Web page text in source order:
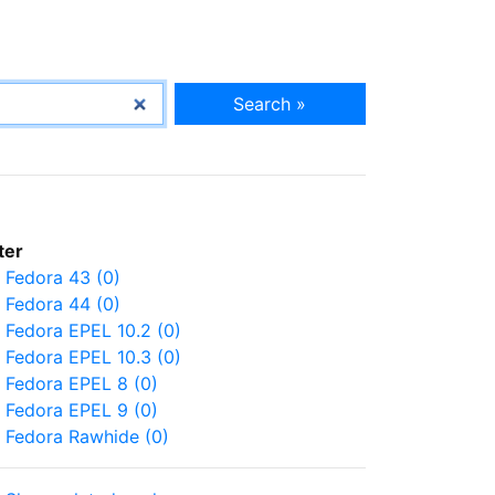
Search »
Fedora 43 (0)
Fedora 44 (0)
Fedora EPEL 10.2 (0)
Fedora EPEL 10.3 (0)
Fedora EPEL 8 (0)
Fedora EPEL 9 (0)
Fedora Rawhide (0)